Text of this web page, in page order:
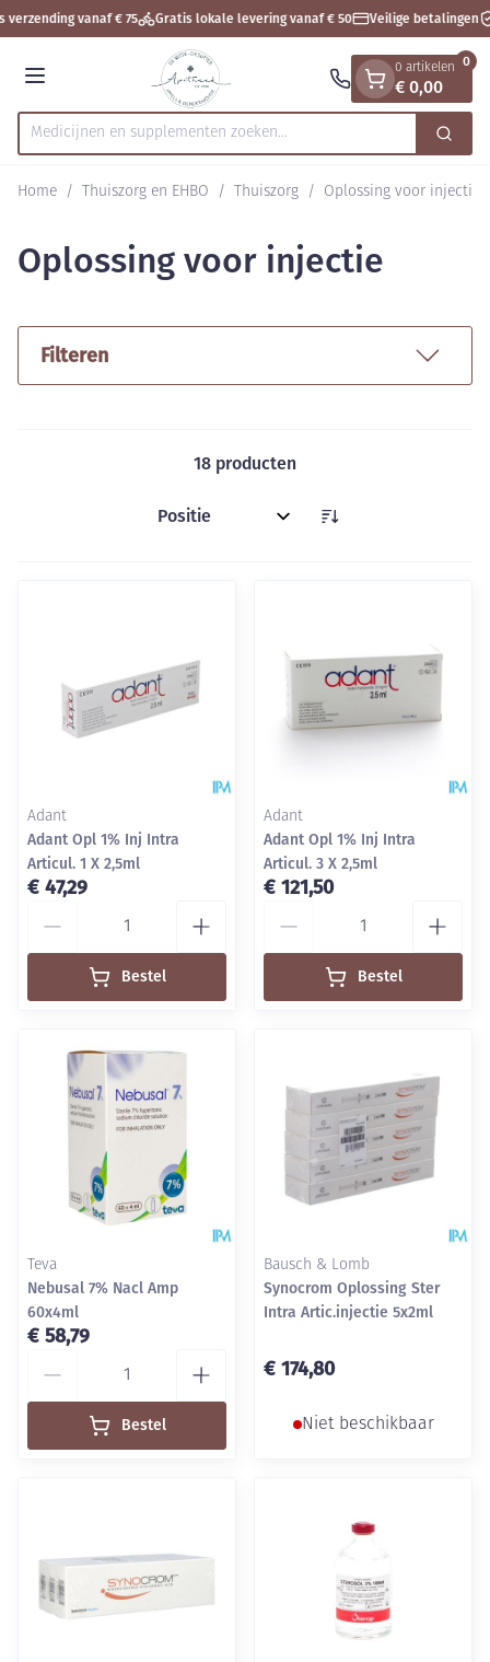
Ga naar de inhoud
1 van 1vanaf € 75 Gratis lokale levering vanaf € 50 Veilige betalingen
Menu
Product, merk, categorie...
Medicijnen en supplement Zoek
0 artikelen
€ 0,00
0
Home / Thuiszorg en EHBO / Thuiszorg / Oplossing voor injectie
Oplossing voor injectie
Filteren
18 producten
Sorteer op:
Adant
Adant Opl 1% Inj Intra
Articul. 1 X 2,5ml
€ 47,29
Bestel
Adant
Adant Opl 1% Inj Intra
Articul. 3 X 2,5ml
€ 121,50
Bestel
Teva
Nebusal 7% Nacl Amp
60x4ml
€ 58,79
Bestel
Bausch & Lomb
Synocrom Oplossing Ster
Intra Artic.injectie 5x2ml
€ 174,80
Niet beschikbaar